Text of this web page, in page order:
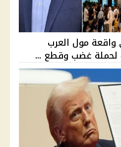
مول العرب
لحملة غضب وقطع ...